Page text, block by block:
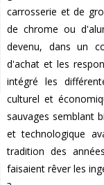
carrosserie et de
de chrome ou
devenu, dans un
d'achat et les
intégré les
culturel et
sauvages semblant
et technologique
tradition des
faisaient rêver les